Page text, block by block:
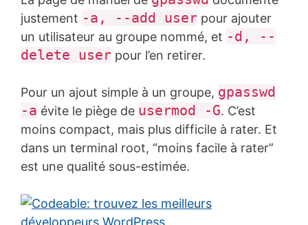
justement -a, --add user pour ajouter
un utilisateur au groupe nommé, et -d, --
delete user pour l’en retirer.
Pour un ajout simple à un groupe, gpasswd
-a évite le piège de usermod -G. C’est
moins compact, mais plus difficile à rater. Et
dans un terminal root, “moins facile à rater”
est une qualité sous-estimée.